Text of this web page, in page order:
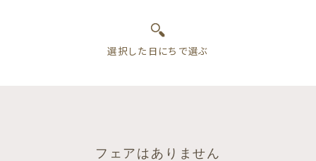
フェアはありません